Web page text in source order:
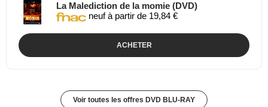
La Malediction de la momie (DVD)
neuf à partir de 19,84 €
ACHETER
Voir toutes les offres DVD BLU-RAY